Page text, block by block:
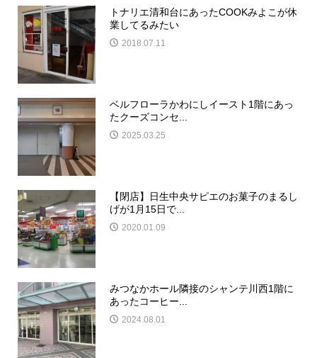
トナリエ清和台にあったCOOKみよこが休
業してるみたい
2018.07.11
ベルフローラかわにしイースト1階にあっ
たクーズコンセ...
2025.03.25
【閉店】日生中央サピエのお菓子のまるし
げが1月15日で...
2020.01.09
みつなかホール隣接のシャンテ川西1階に
あったコーヒー...
2024.08.01